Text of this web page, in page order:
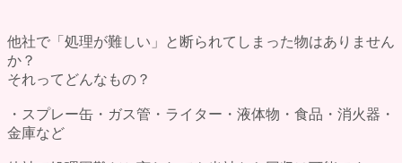
他社で「処理が難しい」と断られてしまった物はありません
か？
それってどんなもの？
・スプレー缶・ガス管・ライター・液体物・食品・消火器・
金庫など